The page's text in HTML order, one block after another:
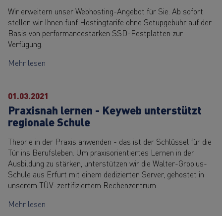
Wir erweitern unser Webhosting-Angebot für Sie. Ab sofort
stellen wir Ihnen fünf Hostingtarife ohne Setupgebühr auf der
Basis von performancestarken SSD-Festplatten zur
Verfügung.
Mehr lesen
01.03.2021
Praxisnah lernen - Keyweb unterstützt
regionale Schule
Theorie in der Praxis anwenden - das ist der Schlüssel für die
Tür ins Berufsleben. Um praxisorientiertes Lernen in der
Ausbildung zu stärken, unterstützen wir die Walter-Gropius-
Schule aus Erfurt mit einem dedizierten Server, gehostet in
unserem TÜV-zertifiziertem Rechenzentrum.
Mehr lesen